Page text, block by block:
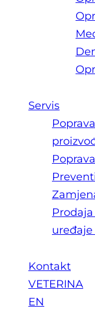
Servis
uređaje
Kontakt
VETERINA
EN